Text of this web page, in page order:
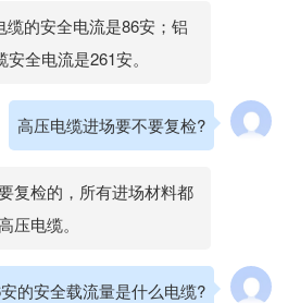
缆的安全电流是86安；铝
全电流是261安。
高压电缆进场要不要复检?
复检的，所有进场材料都
压电缆。
的安全载流量是什么电缆?